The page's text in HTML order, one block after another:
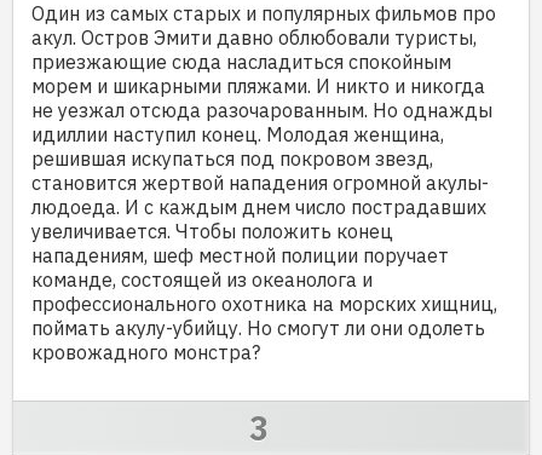
Один из самых старых и популярных фильмов про
акул. Остров Эмити давно облюбовали туристы,
приезжающие сюда насладиться спокойным
морем и шикарными пляжами. И никто и никогда
не уезжал отсюда разочарованным. Но однажды
идиллии наступил конец. Молодая женщина,
решившая искупаться под покровом звезд,
становится жертвой нападения огромной акулы-
людоеда. И с каждым днем число пострадавших
увеличивается. Чтобы положить конец
нападениям, шеф местной полиции поручает
команде, состоящей из океанолога и
профессионального охотника на морских хищниц,
поймать акулу-убийцу. Но смогут ли они одолеть
кровожадного монстра?